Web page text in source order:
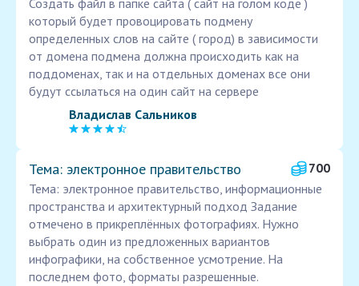
Создать файл в папке сайта ( сайт на голом коде )
который будет провоцировать подмену
определенных слов на сайте ( город) в зависимости
от домена подмена должна происходить как на
поддоменах, так и на отдельных доменах все они
будут ссылаться на один сайт на сервере
Владислав Сальников
Тема: электронное правительство
700
Тема: электронное правительство, информационные
пространства и архитектурный подход Задание
отмечено в прикреплённых фотографиях. Нужно
выбрать один из предложенных вариантов
инфографики, на собственное усмотрение. На
последнем фото, форматы разрешенные.